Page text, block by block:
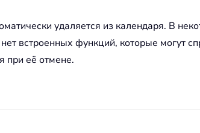
удаляется из календаря. В
встроенных функций, которые могут
при её отмене.